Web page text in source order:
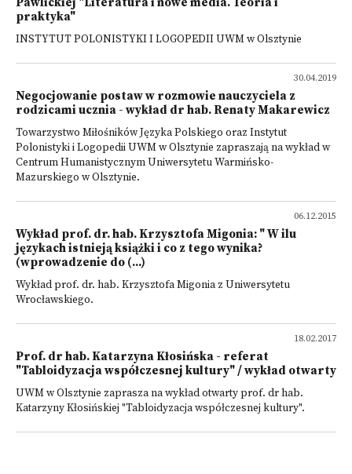
praktyka"
INSTYTUT POLONISTYKI I LOGOPEDII UWM w Olsztynie
30.04.2019
Negocjowanie postaw w rozmowie nauczyciela z
rodzicami ucznia - wykład dr hab. Renaty Makarewicz
Towarzystwo Miłośników Języka Polskiego oraz Instytut
Polonistyki i Logopedii UWM w Olsztynie zapraszają na wykład w
Centrum Humanistycznym Uniwersytetu Warmińsko-
Mazurskiego w Olsztynie.
06.12.2015
Wykład prof. dr. hab. Krzysztofa Migonia: " W ilu
językach istnieją książki i co z tego wynika?
(wprowadzenie do (...)
Wykład prof. dr. hab. Krzysztofa Migonia z Uniwersytetu
Wrocławskiego.
18.02.2017
Prof. dr hab. Katarzyna Kłosińska - referat
"Tabloidyzacja współczesnej kultury" / wykład otwarty
UWM w Olsztynie zaprasza na wykład otwarty prof. dr hab.
Katarzyny Kłosińskiej "Tabloidyzacja współczesnej kultury".